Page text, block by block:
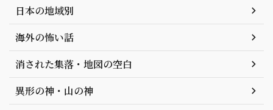
日本の地域別
海外の怖い話
消された集落・地図の空白
異形の神・山の神